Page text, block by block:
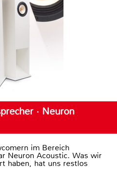
· Neuron
im Bereich
Neuron Acoustic. Was wir
haben, hat uns restlos